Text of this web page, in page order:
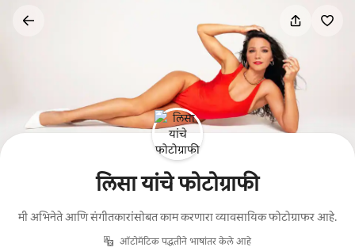
लिसा यांचे फोटोग्राफी
मी अभिनेते आणि संगीतकारांसोबत काम करणारा व्यावसायिक फोटोग्राफर आहे.
ऑटोमॅटिक पद्धतीने भाषांतर केले आहे